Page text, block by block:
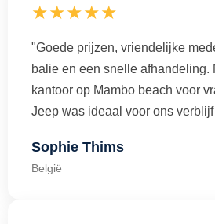
★★★★★
"Goede prijzen, vriendelijke
balie en een snelle afhandeling.
kantoor op Mambo beach voor
Jeep was ideaal voor ons
Sophie Thims
België